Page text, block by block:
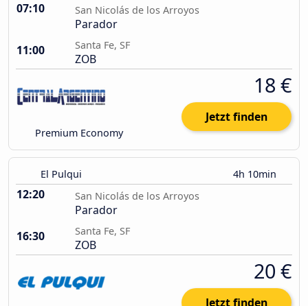
07:10 San Nicolás de los Arroyos
Parador
11:00
Santa Fe, SF
ZOB
Premium Economy
18 €
Jetzt finden
El Pulqui 4h 10min
12:20 San Nicolás de los Arroyos
Parador
16:30
Santa Fe, SF
ZOB
20 €
Jetzt finden